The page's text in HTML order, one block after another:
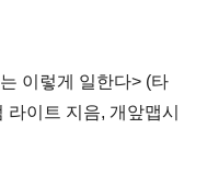
이렇게 일한다> (타
이트 지음, 개앞맵시